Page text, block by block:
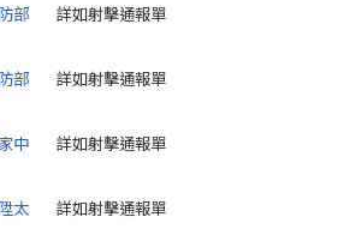
部
詳如射擊通報單
部
詳如射擊通報單
中
詳如射擊通報單
太
詳如射擊通報單